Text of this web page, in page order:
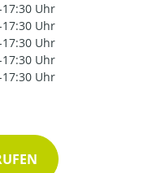
Uhr
Uhr
Uhr
Uhr
Uhr